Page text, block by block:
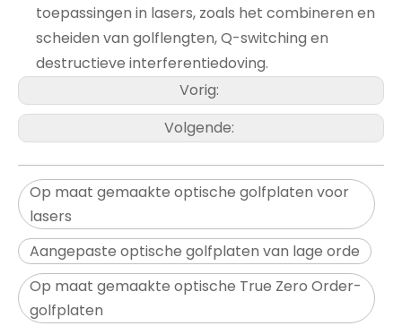
toepassingen in lasers, zoals het combineren en
scheiden van golflengten, Q-switching en
destructieve interferentiedoving.
Vorig:
Volgende:
Op maat gemaakte optische golfplaten voor
lasers
Aangepaste optische golfplaten van lage orde
Op maat gemaakte optische True Zero Order-
golfplaten